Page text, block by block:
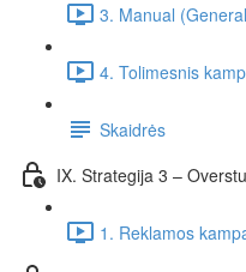
3. Manual
4. Tolimesnis
Skaidrės
IX. Strategija 3 –
1. Reklamos